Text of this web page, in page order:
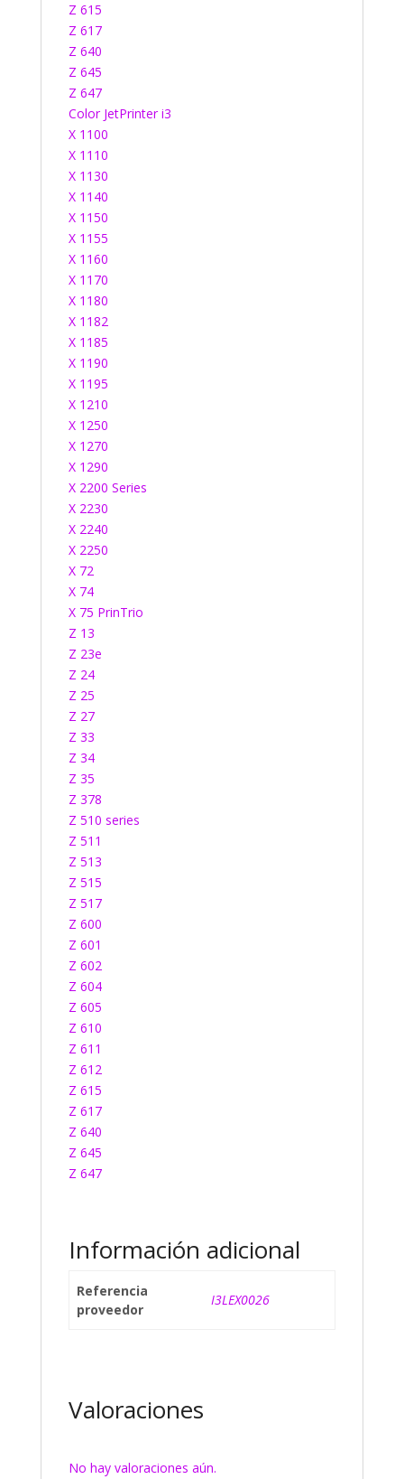
Z 615
Z 617
Z 640
Z 645
Z 647
Color JetPrinter i3
X 1100
X 1110
X 1130
X 1140
X 1150
X 1155
X 1160
X 1170
X 1180
X 1182
X 1185
X 1190
X 1195
X 1210
X 1250
X 1270
X 1290
X 2200 Series
X 2230
X 2240
X 2250
X 72
X 74
X 75 PrinTrio
Z 13
Z 23e
Z 24
Z 25
Z 27
Z 33
Z 34
Z 35
Z 378
Z 510 series
Z 511
Z 513
Z 515
Z 517
Z 600
Z 601
Z 602
Z 604
Z 605
Z 610
Z 611
Z 612
Z 615
Z 617
Z 640
Z 645
Z 647
Información adicional
Referencia
proveedor
I3LEX0026
Valoraciones
No hay valoraciones aún.